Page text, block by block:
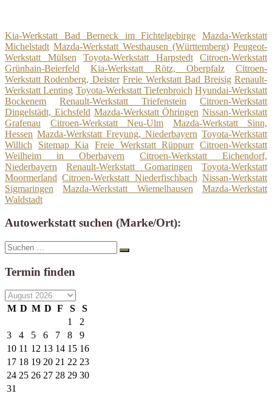
Kia-Werkstatt Bad Berneck im Fichtelgebirge
Mazda-Werkstatt
Michelstadt Mazda-Werkstatt Westhausen (Württemberg) Peugeot-
Werkstatt Mülsen
Toyota-Werkstatt Harpstedt
Citroen-Werkstatt
Grünhain-Beierfeld
Kia-Werkstatt Rötz, Oberpfalz
Citroen-
Werkstatt Rodenberg, Deister Freie Werkstatt Bad Breisig Renault-
Werkstatt Lenting Toyota-Werkstatt Tiefenbroich Hyundai-Werkstatt
Bockenem
Renault-Werkstatt Triefenstein
Citroen-Werkstatt
Dingelstädt, Eichsfeld Mazda-Werkstatt Öhringen Nissan-Werkstatt
Grafenau
Citroen-Werkstatt Neu-Ulm
Mazda-Werkstatt Sinn,
Hessen Mazda-Werkstatt Freyung, Niederbayern Toyota-Werkstatt
Willich
Sitemap Kia Freie Werkstatt Rüppurr Citroen-Werkstatt
Weilheim in Oberbayern
Citroen-Werkstatt Eichendorf,
Niederbayern
Renault-Werkstatt Gomaringen
Toyota-Werkstatt
Moormerland Citroen-Werkstatt Niederfischbach Nissan-Werkstatt
Sigmaringen
Mazda-Werkstatt Wiemelhausen
Mazda-Werkstatt
Waldstadt
Autowerkstatt suchen (Marke/Ort):
Suche
nach:
Suchen
Termin finden
M D M D F S
S
1
2
3
4 5 6 7 8
9
10 11 12 13 14 15 16
17 18 19 20 21 22 23
24 25 26 27 28 29 30
31